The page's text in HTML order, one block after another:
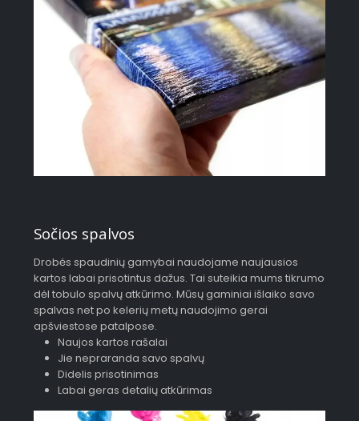
Sočios spalvos
Drobės spaudinių gamybai naudojame naujausios
kartos labai prisotintus dažus. Tai suteikia mums tikrumo
dėl tobulo spalvų atkūrimo. Mūsų gaminiai išlaiko savo
spalvas net po kelerių metų naudojimo gerai
apšviestose patalpose.
Naujos kartos rašalai
Jie nepraranda savo spalvų
Didelis prisotinimas
Labai geras detalių atkūrimas